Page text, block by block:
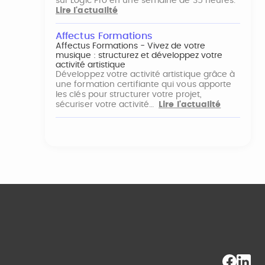
Lire l'actualité
Affectus Formations
Affectus Formations - Vivez de votre
musique : structurez et développez votre
activité artistique
Développez votre activité artistique grâce à
une formation certifiante qui vous apporte
les clés pour structurer votre projet,
sécuriser votre activité…
Lire l'actualité